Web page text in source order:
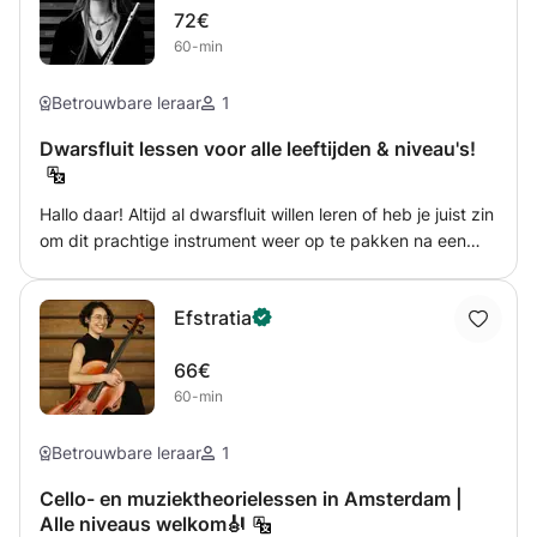
72€
60-min
Betrouwbare leraar 1
Dwarsfluit lessen voor alle leeftijden & niveau's!
Hallo daar! Altijd al dwarsfluit willen leren of heb je juist zin
om dit prachtige instrument weer op te pakken na een
mijn lesvaardigheden geleerd van beroemde dwarsfluit-
pedagogen van deze tijd. Ik heb ervaring met lesgeven
aan zowel kinderen als volwassenen en ik vind het
essentieel dat we allebei plezier hebben terwijl we zoiets
aangepast aan uw behoeften en we zullen samen uw
Naast Klassieke muziek kunnen we als daar behoefte voor
is ook werken aan andere muziekstijlen. Zo ben ik bekend
Efstratia
66€
60-min
Betrouwbare leraar 1
Cello- en muziektheorielessen in Amsterdam |
Alle niveaus welkom🎻